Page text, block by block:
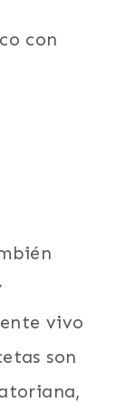
con
vivo
son